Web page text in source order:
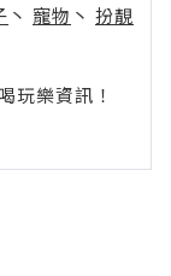
丶 寵物 丶 扮靚
玩樂資訊！